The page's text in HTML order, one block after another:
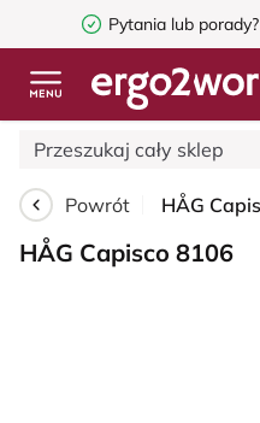
Pytania lub porady?
Powrót
HÅG Capisco 8106